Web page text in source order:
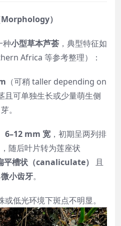
）
种小型草本芦荟 ，典型特征如
Africa 等参考整理）：
（可稍 taller depending on
可单独生长或少量萌生侧
芽。
6–12 mm 宽，初期呈两列排
随后叶片转为莲座状
平槽状（canaliculate）
且
微小齿牙。
低光环境下斑点不明显。